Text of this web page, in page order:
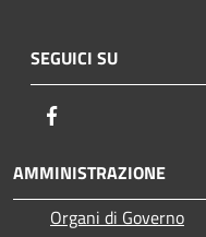
SEGUICI SU
AMMINISTRAZIONE
Organi di Governo